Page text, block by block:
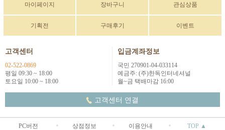
마이페이지 장바구니 관심상품
기획전 구매후기 이벤트
고객센터
02-522-0869
평일 09:30 ~ 18:00
토요일 10:00 ~ 18:00
입금계좌정보
국민 270901-04-033114
예금주: (주)한독인터네셔널
월~금 택배마감 16:00
고객센터 연결
PC버전 상점정보 이용안내 TOP ▲